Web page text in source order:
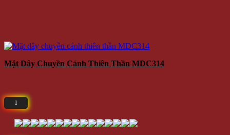
Mặt Dây Chuyền Cánh Thiên Thần MDC314